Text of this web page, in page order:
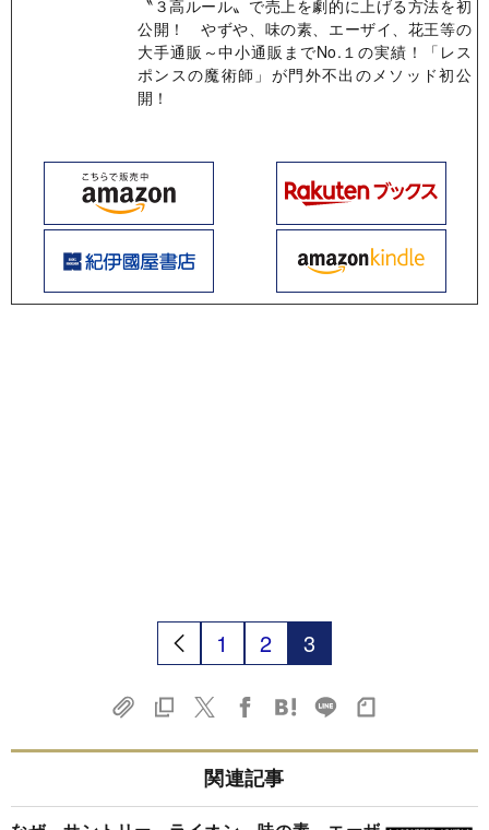
〝３高ルール〟で売上を劇的に上げる方法を初
公開！ やずや、味の素、エーザイ、花王等の
大手通販～中小通販までNo.１の実績！「レス
ポンスの魔術師」が門外不出のメソッド初公
開！
1 2 3
関連記事